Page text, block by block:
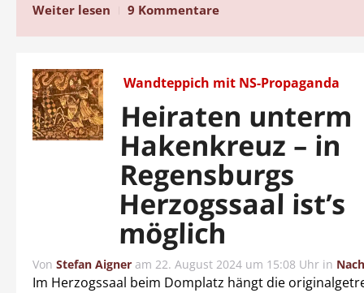
Weiter lesen 9 Kommentare
Wandteppich mit NS-Propaganda
Heiraten unterm
Hakenkreuz – in
Regensburgs
Herzogssaal ist’s
möglich
Von Stefan Aigner am 22. August 2024 um 15:08 Uhr in
Im Herzogssaal beim Domplatz hängt die